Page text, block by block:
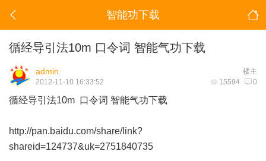
智能功下载
循经导引法10m 口令词 智能气功下载
楼主
admin
15594 0
2012-11-10 16:33:52
循经导引法10m 口令词 智能气功下载
http://pan.baidu.com/share/link?
shareid=124737&uk=2751840735